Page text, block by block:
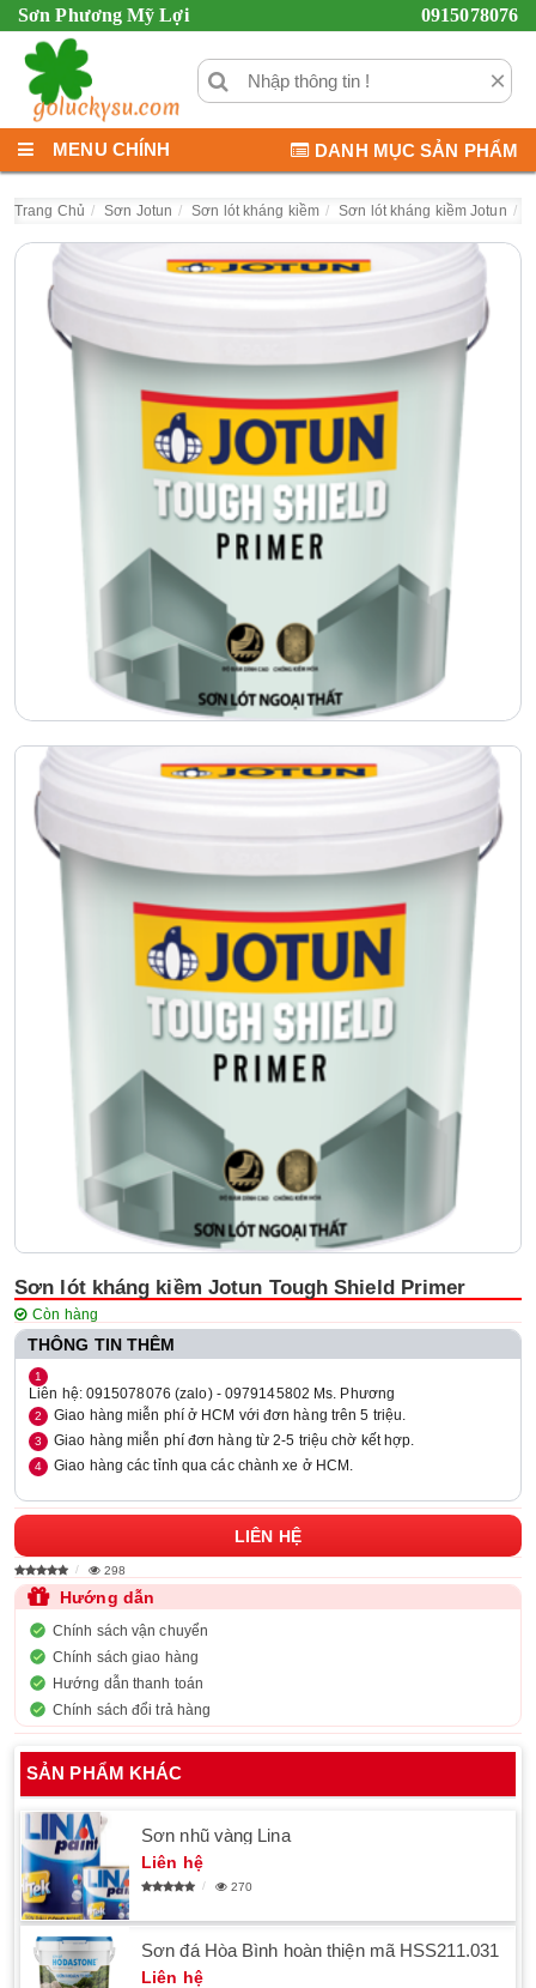
Sơn Phương Mỹ Lợi 0915078076
×
MENU CHÍNH DANH MỤC SẢN PHẨM
Trang Chủ Sơn Jotun Sơn lót kháng kiềm Sơn lót kháng kiềm Jotun
Sơn lót kháng kiềm Jotun Tough Shield Primer
Còn hàng
THÔNG TIN THÊM
Liên hệ: 0915078076 (zalo) - 0979145802 Ms. Phương
Giao hàng miễn phí ở HCM với đơn hàng trên 5 triệu.
Giao hàng miễn phí đơn hàng từ 2-5 triệu chờ kết hợp.
Giao hàng các tỉnh qua các chành xe ở HCM.
LIÊN HỆ
298
Hướng dẫn
Chính sách vận chuyển
Chính sách giao hàng
Hướng dẫn thanh toán
Chính sách đổi trả hàng
SẢN PHẨM KHÁC
Sơn nhũ vàng Lina
Liên hệ
270
Sơn đá Hòa Bình hoàn thiện mã HSS211.031
Liên hệ